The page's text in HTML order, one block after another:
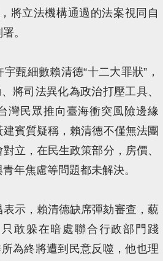
將立法機構通過的法案視同自
。
甄細數賴清德“十二大罪狀”，
將司法異化為政治打壓工具、
灣民眾推向臺海衝突風險邊緣
賓質疑稱，賴清德不僅無法團
立，在民生政策部分，房價、
年焦慮等問題都未解決。
表示，賴清德缺席彈劾審查，藐
敢躲在暗處聯合行政部門踐
為終將遭到民意反噬，他也理